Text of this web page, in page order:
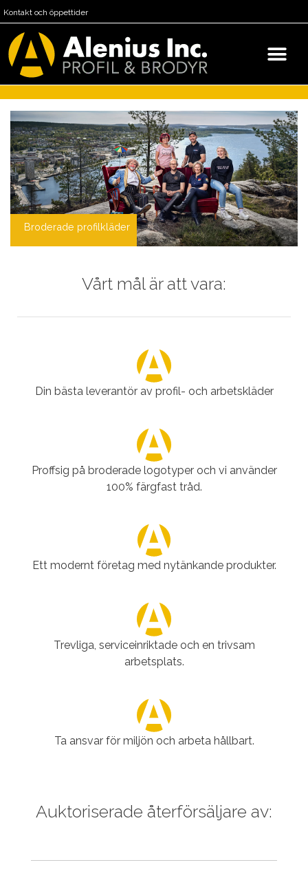
Kontakt och öppettider
Broderade profilkläder
Vårt mål är att vara:
Din bästa leverantör av profil- och arbetskläder
Proffsig på broderade logotyper och vi använder
100% färgfast tråd.
Ett modernt företag med nytänkande produkter.
Trevliga, serviceinriktade och en trivsam
arbetsplats.
Ta ansvar för miljön och arbeta hållbart.
Auktoriserade återförsäljare av: